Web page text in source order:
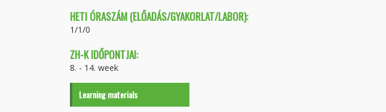
HETI ÓRASZÁM (ELŐADÁS/GYAKORLAT/LABOR):
1/1/0
ZH-K IDŐPONTJAI:
8. - 14. week
Learning materials